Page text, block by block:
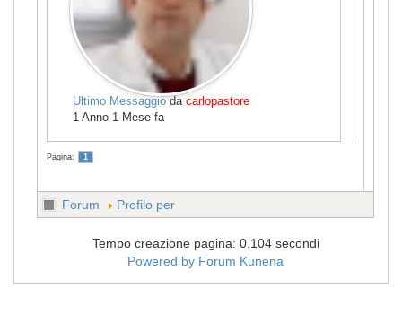
Ultimo Messaggioda carlopastore
1 Anno 1 Mese fa
Pagina: 1
Forum Profilo per
Tempo creazione pagina: 0.104 secondi
Powered by Forum Kunena